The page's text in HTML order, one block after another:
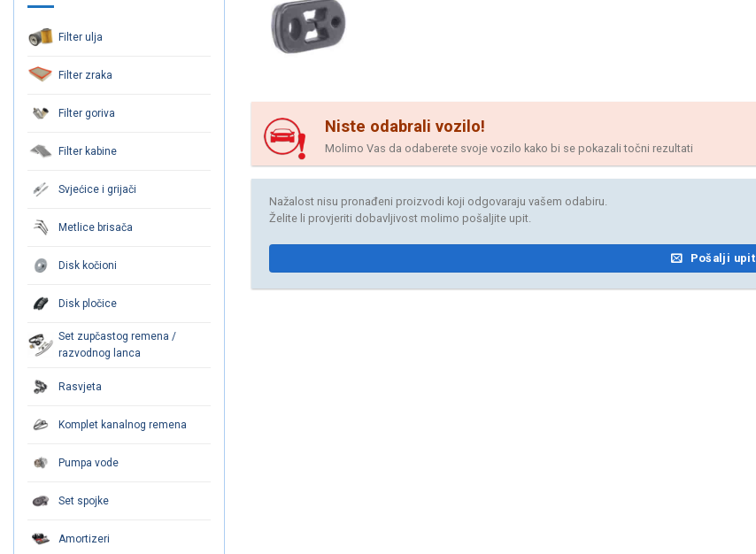
Filter ulja
Filter zraka
Filter goriva
Filter kabine
Svjećice i grijači
Metlice brisača
Disk kočioni
Disk pločice
Set zupčastog remena /
razvodnog lanca
Rasvjeta
Komplet kanalnog remena
Pumpa vode
Set spojke
Amortizeri
Niste odabrali vozilo!
Molimo Vas da odaberete svoje vozilo kako bi se pokazali točni rezultati
Nažalost nisu pronađeni proizvodi koji odgovaraju vašem odabiru.
Želite li provjeriti dobavljivost molimo pošaljite upit.
Pošalji upit